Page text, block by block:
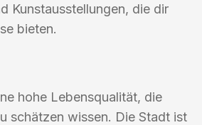
Kunstausstellungen, die dir
bieten.
hohe Lebensqualität, die
schätzen wissen. Die Stadt ist